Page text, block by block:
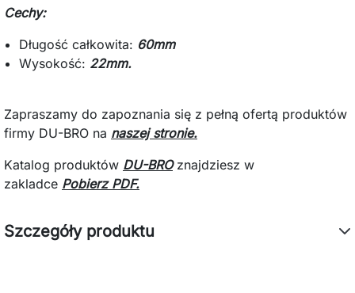
Cechy:
Długość całkowita: 60mm
Wysokość: 22mm.
Zapraszamy do zapoznania się z pełną ofertą produktów
firmy DU-BRO na naszej stronie.
Katalog produktów DU-BROznajdziesz w
zakladce Pobierz PDF.
Szczegóły produktu